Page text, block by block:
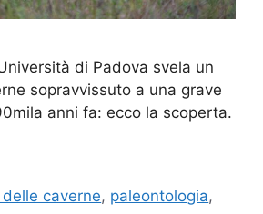
di Padova svela un
sopravvissuto a una grave
anni fa: ecco la scoperta.
caverne, paleontologia,